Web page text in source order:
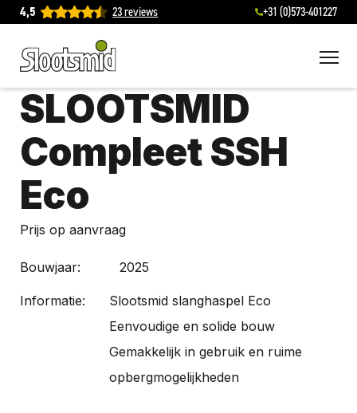
4,5 23 reviews +31 (0)573-401227
SLOOTSMID
Compleet SSH
Eco
Prijs op aanvraag
Bouwjaar: 2025
Informatie:
Slootsmid slanghaspel Eco
Eenvoudige en solide bouw
Gemakkelijk in gebruik en ruime
opbergmogelijkheden